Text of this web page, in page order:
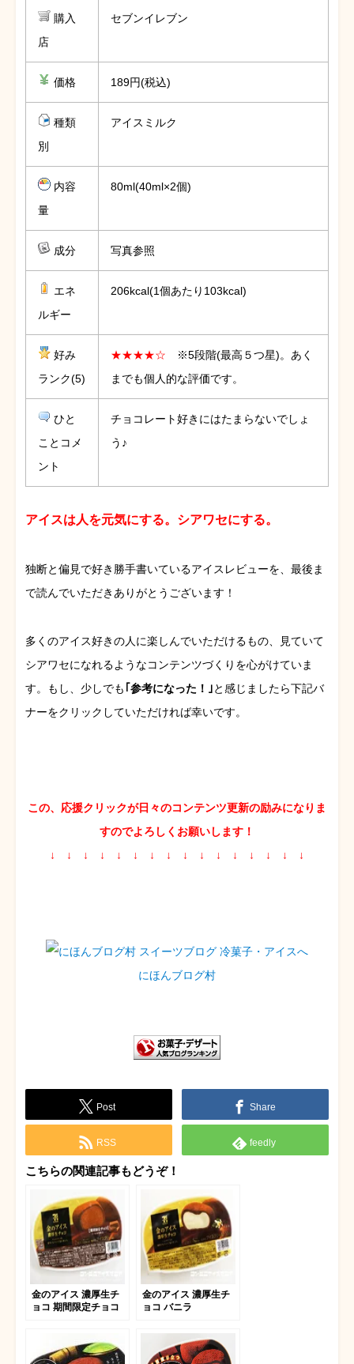
購入
店
セブンイレブン
価格 189円(税込)
種類
別
アイスミルク
内容
量
80ml(40ml×2個)
成分 写真参照
エネ
ルギー
206kcal(1個あたり103kcal)
好み
ランク(5)
★★★★☆
※5段階(最高５つ星)。あく
までも個人的な評価です。
ひと
ことコメ
ント
チョコレート好きにはたまらないでしょ
う♪
アイスは人を元気にする。シアワセにする。
独断と偏見で好き勝手書いているアイスレビューを、最後ま
で読んでいただきありがとうございます！
多くのアイス好きの人に楽しんでいただけるもの、見ていて
シアワセになれるようなコンテンツづくりを心がけていま
す。もし、少しでも ｢参考になった！｣と感じましたら下記バ
ナーをクリックしていただければ幸いです。
この、応援クリックが日々のコンテンツ更新の励みになりま
すのでよろしくお願いします！
↓ ↓ ↓ ↓ ↓ ↓ ↓ ↓ ↓ ↓ ↓ ↓ ↓ ↓ ↓ ↓
にほんブログ村
Post Share
RSS feedly
こちらの関連記事もどうぞ！
金のアイス 濃厚生チ
ョコ 期間限定チョコ
金のアイス 濃厚生チ
ョコ バニラ